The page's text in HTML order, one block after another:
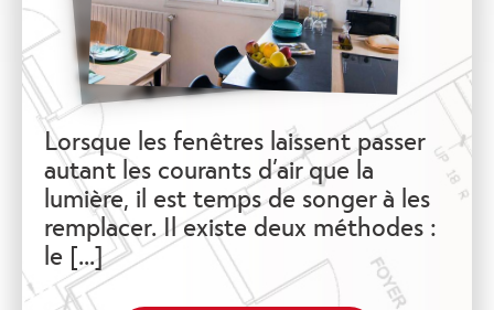
à les
:
Les planchers en bois font le
du bâti ancien mais peuvent
devenir un problème, lorsqu'ils se
courbent sous le poids des ans.
[...]
DÉCOUVRIR NOTRE ARTICLE